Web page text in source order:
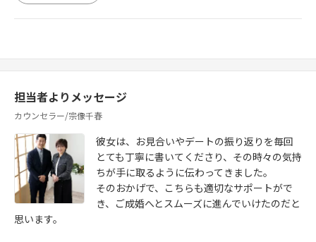
担当者よりメッセージ
カウンセラー/宗像千春
彼女は、お見合いやデートの振り返りを毎回
とても丁寧に書いてくださり、その時々の気持
ちが手に取るように伝わってきました。
そのおかげで、こちらも適切なサポートがで
き、ご成婚へとスムーズに進んでいけたのだと
思います。